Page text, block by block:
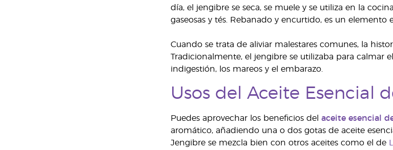
día, el jengibre se seca, se muele y se utiliza en la
gaseosas y tés. Rebanado y encurtido, es un elemento
Cuando se trata de aliviar malestares comunes, la
Tradicionalmente, el jengibre se utilizaba para calmar
indigestión, los mareos y el embarazo.
Usos del Aceite Esencial
Puedes aprovechar los beneficios del aceite esencial
aromático, añadiendo una o dos gotas de aceite
Jengibre se mezcla bien con otros aceites como el de